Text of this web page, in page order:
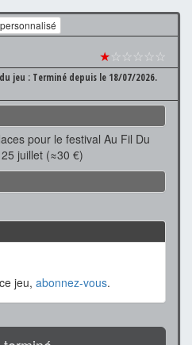
★☆☆☆☆☆
jeu : Terminé depuis le 18/07/2026.
pour le festival Au Fil Du
juillet (≈30 €)
jeu, abonnez-vous.